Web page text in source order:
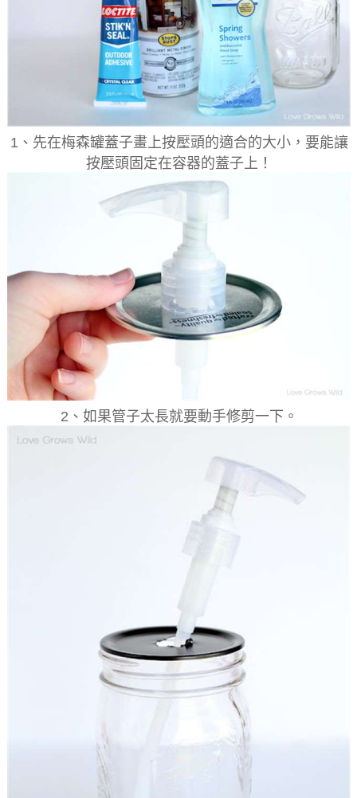
1、先在梅森罐蓋子畫上按壓頭的適合的大小，要能讓
按壓頭固定在容器的蓋子上！
2、如果管子太長就要動手修剪一下。